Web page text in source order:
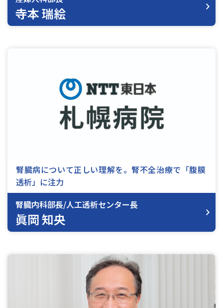
寺本 瑞絵
腎臓病について正しい理解を。腎不全治療で「腹膜
透析」に注力
腎臓内科部長/人工透析センター長
眞岡 知央